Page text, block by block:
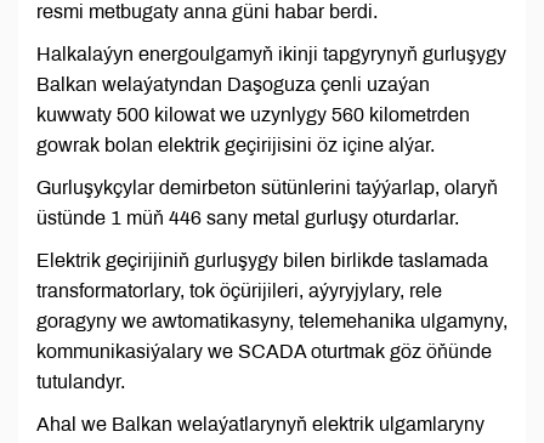
resmi metbugaty anna güni habar berdi.
Halkalaýyn energoulgamyň ikinji tapgyrynyň gurluşygy
Balkan welaýatyndan Daşoguza çenli uzaýan
kuwwaty 500 kilowat we uzynlygy 560 kilometrden
gowrak bolan elektrik geçirijisini öz içine alýar.
Gurluşykçylar demirbeton sütünlerini taýýarlap, olaryň
üstünde 1 müň 446 sany metal gurluşy oturdarlar.
Elektrik geçirijiniň gurluşygy bilen birlikde taslamada
transformatorlary, tok öçürijileri, aýyryjylary, rele
goragyny we awtomatikasyny, telemehanika ulgamyny,
kommunikasiýalary we SCADA oturtmak göz öňünde
tutulandyr.
Ahal we Balkan welaýatlarynyň elektrik ulgamlaryny